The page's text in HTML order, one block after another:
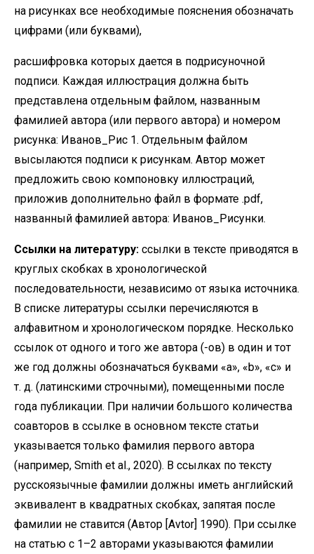
на рисунках все необходимые пояснения обозначать
цифрами (или буквами),
расшифровка которых дается в подрисуночной
подписи. Каждая иллюстрация должна быть
представлена отдельным файлом, названным
фамилией автора (или первого автора) и номером
рисунка: Иванов_Рис 1. Отдельным файлом
высылаются подписи к рисункам. Автор может
предложить свою компоновку иллюстраций,
приложив дополнительно файл в формате .pdf,
названный фамилией автора: Иванов_Рисунки.
Ссылки на литературу: ссылки в тексте приводятся в
круглых скобках в хронологической
последовательности, независимо от языка источника.
В списке литературы ссылки перечисляются в
алфавитном и хронологическом порядке. Несколько
ссылок от одного и того же автора (-ов) в один и тот
же год должны обозначаться буквами «а», «b», «с» и
т. д. (латинскими строчными), помещенными после
года публикации. При наличии большого количества
соавторов в ссылке в основном тексте статьи
указывается только фамилия первого автора
(например, Smith et al., 2020). В ссылках по тексту
русскоязычные фамилии должны иметь английский
эквивалент в квадратных скобках, запятая после
фамилии не ставится (Автор [Avtor] 1990). При ссылке
на статью с 1–2 авторами указываются фамилии